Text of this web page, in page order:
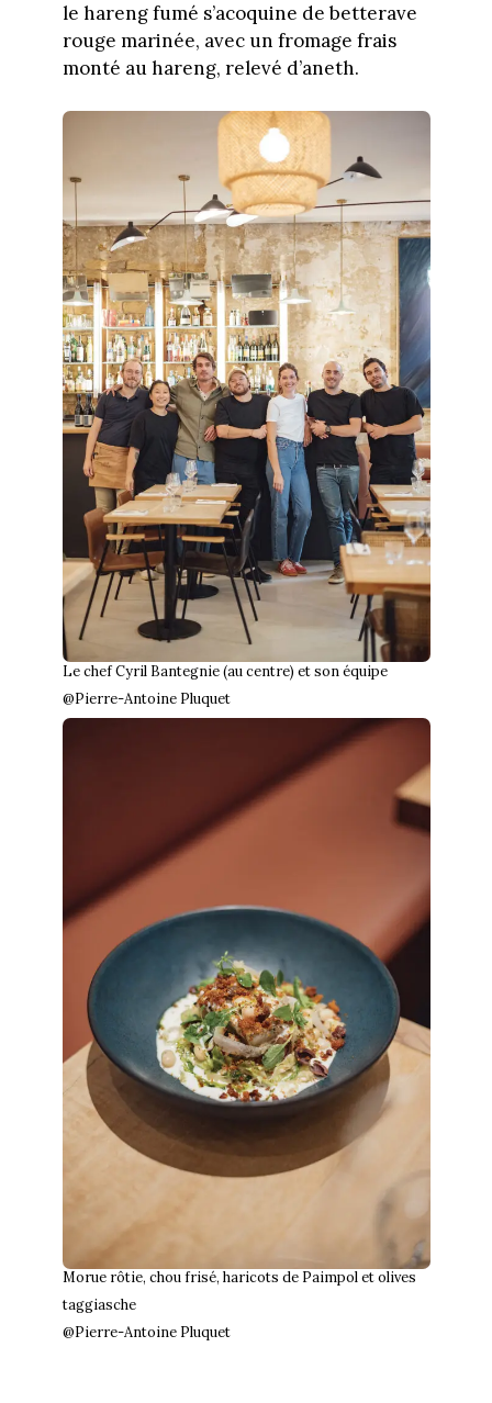
le hareng fumé s’acoquine de betterave
rouge marinée, avec un fromage frais
monté au hareng, relevé d’aneth.
Le chef Cyril Bantegnie (au centre) et son équipe
@Pierre-Antoine Pluquet
Morue rôtie, chou frisé, haricots de Paimpol et olives
taggiasche
@Pierre-Antoine Pluquet